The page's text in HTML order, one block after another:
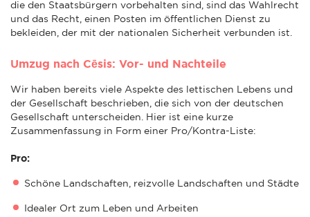
die den Staatsbürgern vorbehalten sind, sind das Wahlrecht
und das Recht, einen Posten im öffentlichen Dienst zu
bekleiden, der mit der nationalen Sicherheit verbunden ist.
Umzug nach Cēsis: Vor- und Nachteile
Wir haben bereits viele Aspekte des lettischen Lebens und
der Gesellschaft beschrieben, die sich von der deutschen
Gesellschaft unterscheiden. Hier ist eine kurze
Zusammenfassung in Form einer Pro/Kontra-Liste:
Pro:
Schöne Landschaften, reizvolle Landschaften und Städte
Idealer Ort zum Leben und Arbeiten